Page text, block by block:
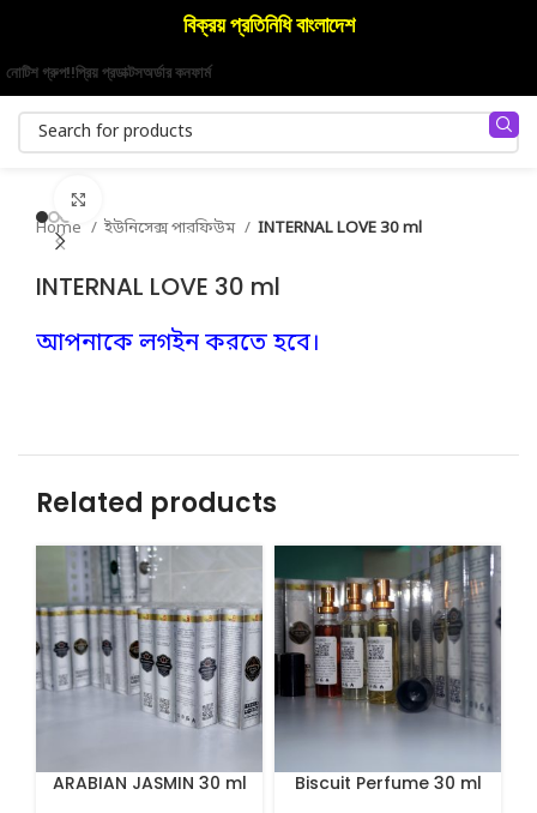
বিক্রয় প্রতিনিধি বাংলাদেশ
নোটিশ গ্রুপ!!প্রিয় প্রডাক্টসঅর্ডার কনফার্ম
Home ইউনিসেক্স পারফিউম INTERNAL LOVE 30 ml
INTERNAL LOVE 30 ml
আপনাকে লগইন করতে হবে।
Related products
ARABIAN JASMIN 30 ml Biscuit Perfume 30 ml